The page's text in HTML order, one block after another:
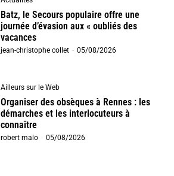
Batz, le Secours populaire offre une
journée d’évasion aux « oubliés des
vacances
jean-christophe collet - 05/08/2026
Ailleurs sur le Web
Organiser des obsèques à Rennes : les
démarches et les interlocuteurs à
connaître
robert malo - 05/08/2026